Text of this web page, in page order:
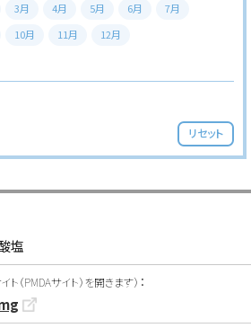
3月 4月 5月 6月
7月
10月 11月 12月
リセット
塩
ト（PMDAサイト）を開きます） ：